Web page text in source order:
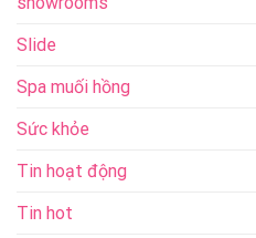
Slide
Spa muối hồng
Sức khỏe
Tin hoạt động
Tin hot